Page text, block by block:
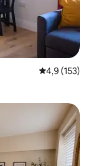
prosječna
4,9 (153)